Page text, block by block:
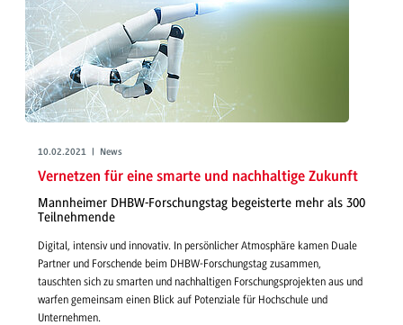
10.02.2021 | News
Vernetzen für eine smarte und nachhaltige Zukunft
Mannheimer DHBW-Forschungstag begeisterte mehr als 300
Teilnehmende
Digital, intensiv und innovativ. In persönlicher Atmosphäre kamen Duale
Partner und Forschende beim DHBW-Forschungstag zusammen,
tauschten sich zu smarten und nachhaltigen Forschungsprojekten aus und
warfen gemeinsam einen Blick auf Potenziale für Hochschule und
Unternehmen.